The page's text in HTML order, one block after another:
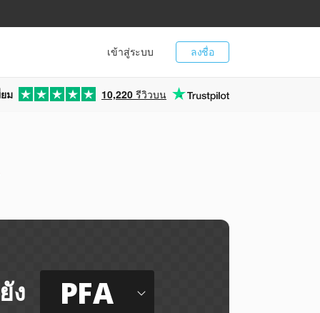
ลงชื่อ
เข้าสู่ระบบ
ม 10,220 รีวิวบน
ง PFA